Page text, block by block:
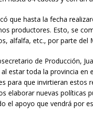
que hasta la fecha
productores. Esto, se
alfalfa, etc., por parte del
de Producción,
estar toda la provincia en
para que invirtieran estos
elaborar nuevas políticas
el apoyo que vendrá por